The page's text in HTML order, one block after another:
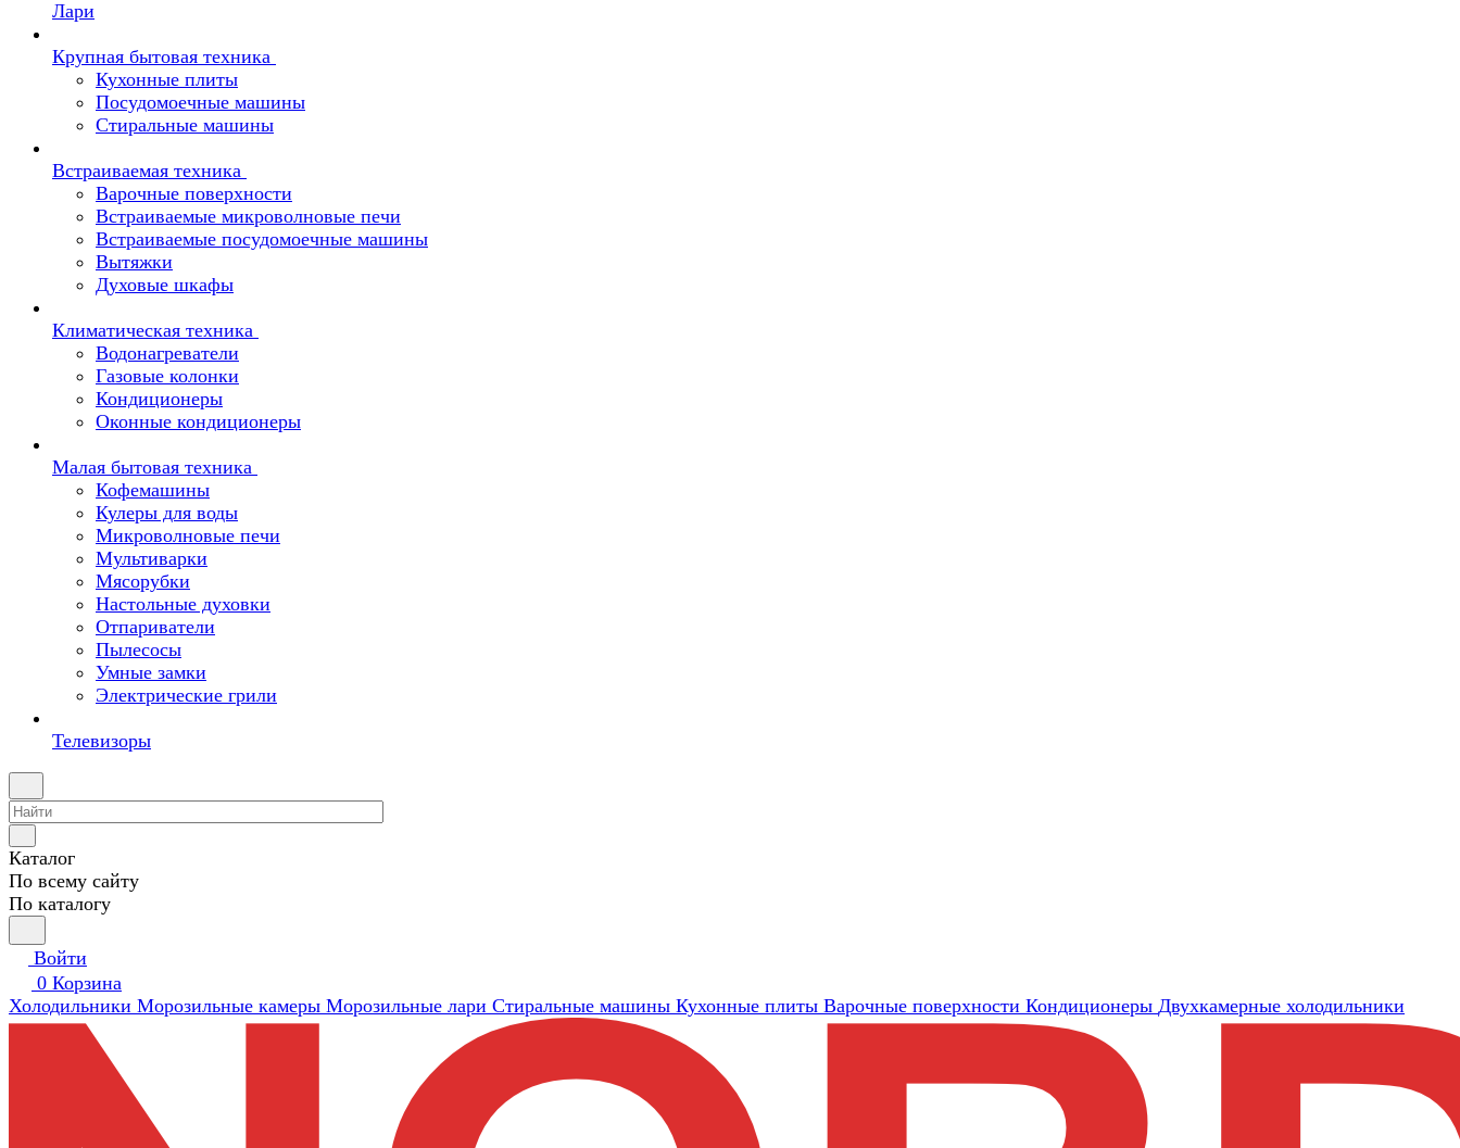
Лари
Крупная бытовая техника
Кухонные плиты
Посудомоечные машины
Стиральные машины
Встраиваемая техника
Варочные поверхности
Встраиваемые микроволновые печи
Встраиваемые посудомоечные машины
Вытяжки
Духовые шкафы
Климатическая техника
Водонагреватели
Газовые колонки
Кондиционеры
Оконные кондиционеры
Малая бытовая техника
Кофемашины
Кулеры для воды
Микроволновые печи
Мультиварки
Мясорубки
Настольные духовки
Отпариватели
Пылесосы
Умные замки
Электрические грили
Телевизоры
Каталог
По всему сайту
По каталогу
Войти
0 Корзина
Холодильники Морозильные камеры Морозильные лари Стиральные машины Кухонные плиты Варочные поверхности Кондиционеры Двухкамерные холодильники